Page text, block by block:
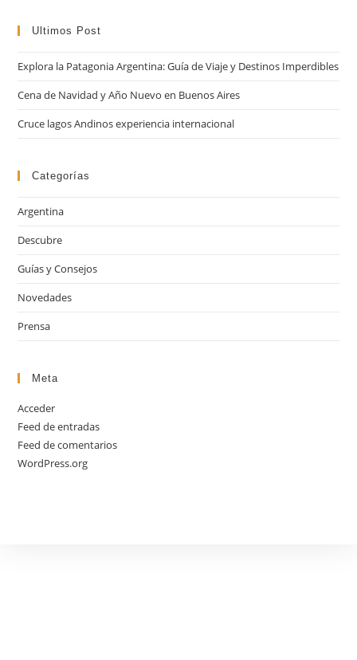
Ultimos Post
Explora la Patagonia Argentina: Guía de Viaje y Destinos Imperdibles
Cena de Navidad y Año Nuevo en Buenos Aires
Cruce lagos Andinos experiencia internacional
Categorías
Argentina
Descubre
Guías y Consejos
Novedades
Prensa
Meta
Acceder
Feed de entradas
Feed de comentarios
WordPress.org